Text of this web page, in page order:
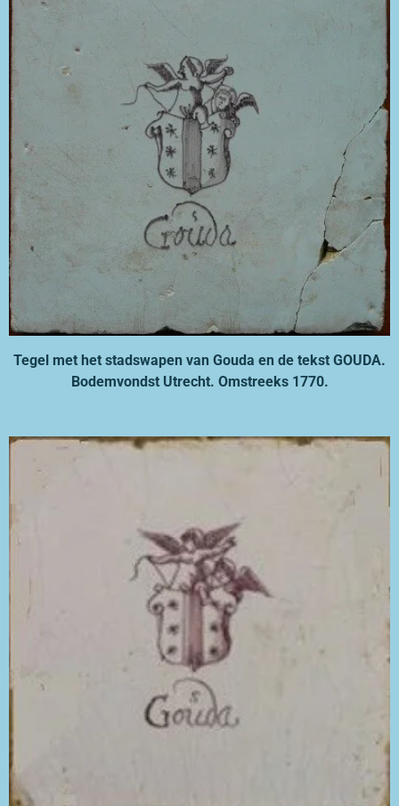
Tegel met het stadswapen van Gouda en de tekst GOUDA.
Bodemvondst Utrecht. Omstreeks 1770.